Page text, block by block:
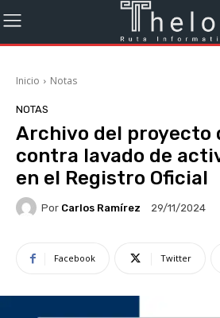
Inicio Notas
NOTAS
Archivo del proyecto
contra lavado de
en el Registro Oficial
Por Carlos Ramírez 29/11/2024
Facebook Twitter